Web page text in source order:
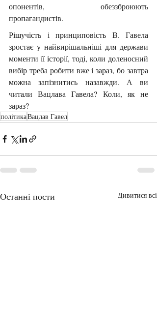
опонентів, обеззброюють
пропагандистів.
Рішучість і принциповість В. Гавела
зростає у найвирішальніші для держави
моменти її історії, тоді, коли доленосний
вибір треба робити вже і зараз, бо завтра
можна запізнитись назавжди. А ви
читали Вацлава Гавела? Коли, як не
зараз?
політикаВацлав Гавел
Останні пости Дивитися всі